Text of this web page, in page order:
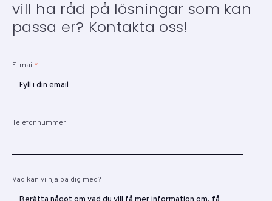
vill ha råd på lösningar som kan
passa er? Kontakta oss!
E-mail*
Telefonnummer
Vad kan vi hjälpa dig med?